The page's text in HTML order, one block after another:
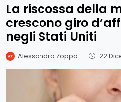
La riscossa della
crescono giro
negli Stati Uniti
Alessandro Zoppo - 22